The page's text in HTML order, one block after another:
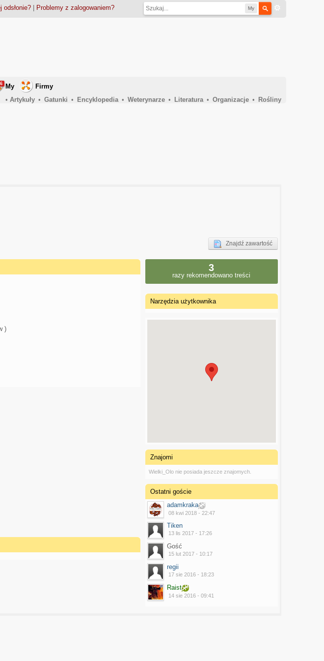
My
odsłonie?| Problemy z zalogowaniem?
My
Firmy
• Artykuły • Gatunki • Encyklopedia • Weterynarze • Literatura • Organizacje •
Rośliny
Znajdź zawartość
)
3
razy rekomendowano treści
Narzędzia użytkownika
Znajomi
Wielki_Olo nie posiada jeszcze znajomych.
Ostatni goście
adamkraka
08 kwi 2018 - 22:47
Tiken
13 lis 2017 - 17:26
Gość
15 lut 2017 - 10:17
regii
17 sie 2016 - 18:23
Raist
14 sie 2016 - 09:41